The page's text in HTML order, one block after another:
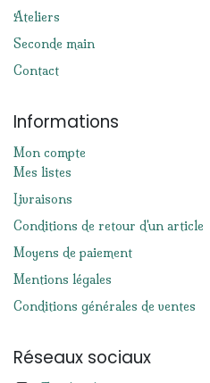
Ateliers
Seconde main
Contact
Informations
Mon compte
Mes listes
Livraisons
Conditions de retour d'un article
Moyens de paiement
Mentions légales
Conditions générales de ventes
Réseaux sociaux